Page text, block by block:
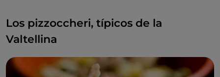
Los pizzoccheri, típicos de la
Valtellina